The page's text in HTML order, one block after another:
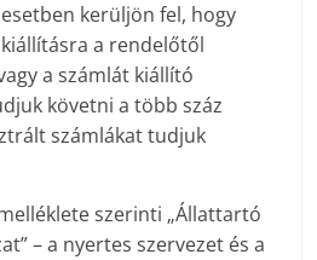
kerüljön fel, hogy
a rendelőtől
a számlát kiállító
követni a több száz
számlákat tudjuk
szerinti „Állattartó
– a nyertes szervezet és a